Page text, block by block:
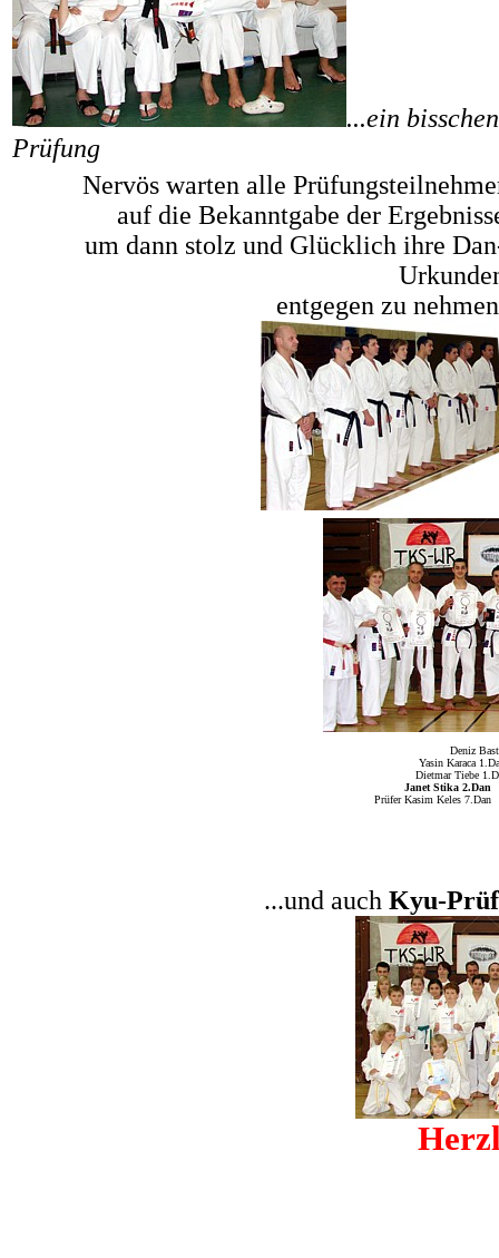
...ein
Prüfung
Nervös warten alle
auf die Bekanntgabe der
um dann stolz und Glücklich ihre
entgegen zu
Deniz
Yasin Karaca
Dietmar
Janet Stika 2.Dan
Prüfer Kasim Keles
...und auch Kyu-